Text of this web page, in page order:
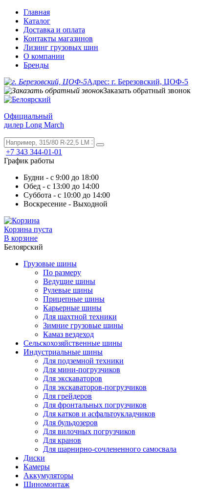
Главная
Каталог
Доставка и оплата
Контакты магазинов
Лизинг грузовых шин
О компании
Бренды
Адрес: г. Березовский, ЦОФ-5
Заказать обратный звонок
Официальный
дилер Long March
+7 343 344-01-01
График работы
Будни - с 9:00 до 18:00
Обед - с 13:00 до 14:00
Суббота - с 10:00 до 14:00
Воскресение - Выходной
Корзина пуста
В корзине
Белоярский
Грузовые шины
По размеру
Ведущие шины
Рулевые шины
Прицепные шины
Карьерные шины
Для шахтной техники
Зимние грузовые шины
Камаз вездеход
Сельскохозяйственные шины
Индустриальные шины
Для подземной техники
Для мини-погрузчиков
Для экскаваторов
Для экскаваторов-погрузчиков
Для грейдеров
Для фронтальных погрузчиков
Для катков и асфальтоукладчиков
Для бульдозеров
Для вилочных погрузчиков
Для кранов
Для шарнирно-сочлененного самосвала
Диски
Камеры
Аккумуляторы
Шиномонтаж